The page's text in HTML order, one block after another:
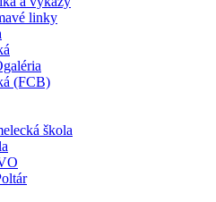
linky
(FCB)
škola